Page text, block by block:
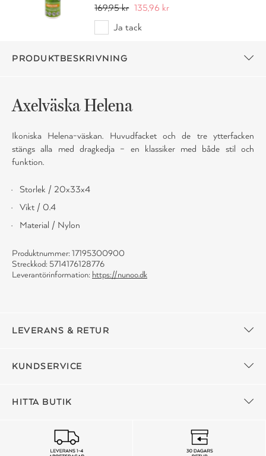
169,95 kr 135,96 kr
Ja tack
PRODUKTBESKRIVNING
Axelväska Helena
Ikoniska Helena-väskan. Huvudfacket och de tre ytterfacken
stängs alla med dragkedja – en klassiker med både stil och
funktion.
Storlek / 20x33x4
Vikt / 0.4
Material / Nylon
Produktnummer: 17195300900
Streckkod: 5714176128776
Leverantörinformation: https://nunoo.dk
LEVERANS & RETUR
KUNDSERVICE
HITTA BUTIK